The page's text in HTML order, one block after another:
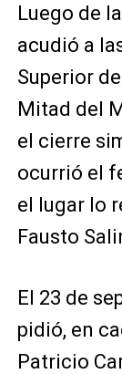
Luego de
acudió a
Superior
Mitad del
el cierre
ocurrió el
el lugar lo
Fausto
El 23 de
pidió, en
Patricio